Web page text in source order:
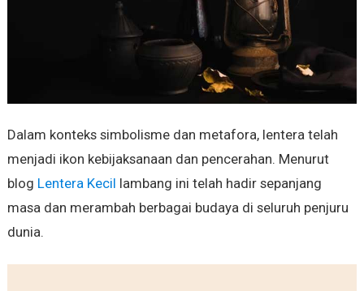
Dalam konteks simbolisme dan metafora, lentera telah
menjadi ikon kebijaksanaan dan pencerahan. Menurut
blog Lentera Kecil lambang ini telah hadir sepanjang
masa dan merambah berbagai budaya di seluruh penjuru
dunia.